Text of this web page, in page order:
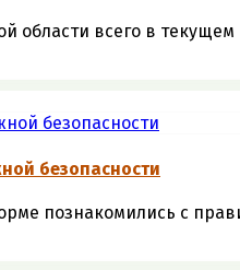
области всего в текущем
безопасности
познакомились с